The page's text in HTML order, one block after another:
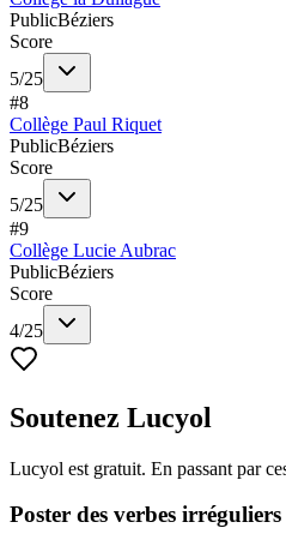
PublicBéziers
Score
5/25
#8
Collège Paul Riquet
PublicBéziers
Score
5/25
#9
Collège Lucie Aubrac
PublicBéziers
Score
4/25
Soutenez Lucyol
Lucyol est gratuit. En passant par
Poster des verbes